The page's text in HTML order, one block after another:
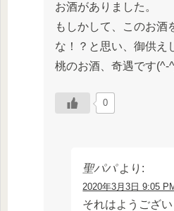
お酒がありました。
もしかして、このお酒
な！？と思い、御供え
桃のお酒、奇遇です(^-
0
聖パパ より:
2020年3月3日 9:05
それはようござい